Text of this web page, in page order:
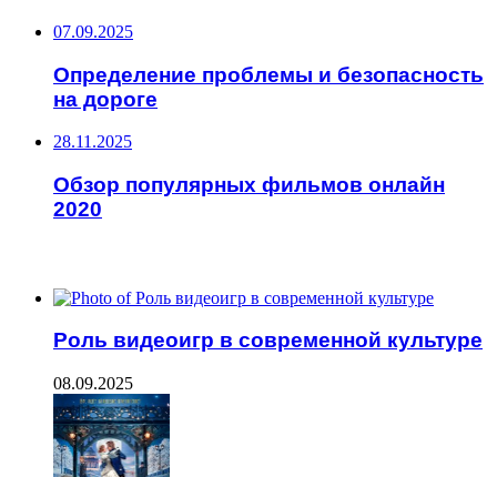
07.09.2025
Определение проблемы и безопасность
на дороге
28.11.2025
Обзор популярных фильмов онлайн
2020
Роль видеоигр в современной культуре
08.09.2025